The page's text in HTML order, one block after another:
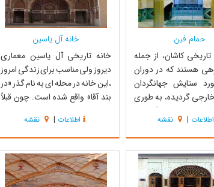
حمام فین
کاشان، از جمله
هستند که در دوران
ستایش جهانگردان
گردیده، به طوری
فرانسوی می‌گوید :
کاشان فوق العاده عالی ،
هستند». این حمام‌ها با
ویژگی‌های خاص یکی
اصلی شهر (مسجد، بازار،
اطلاعات | نقشه
خانه آل یاسین
خانه تاریخی آل یاسین معماری
دیروز ولی مناسب برای زندگی امروز
،این خانه در محله ای به نام گذر «در
بند آقا» واقع شده است. چون قبلاً
آن در بند و چون عده ای از علما و
سادات در این محله بوده اند به آن آقا
می‌گویند. خانه آل یاسین در دوره
قاجاریه ساخته شده...
اطلاعات | نقشه